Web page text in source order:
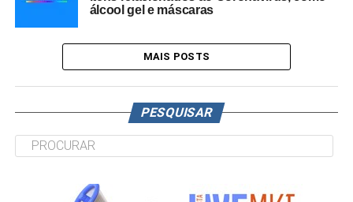
álcool gel e máscaras
MAIS POSTS
PESQUISAR